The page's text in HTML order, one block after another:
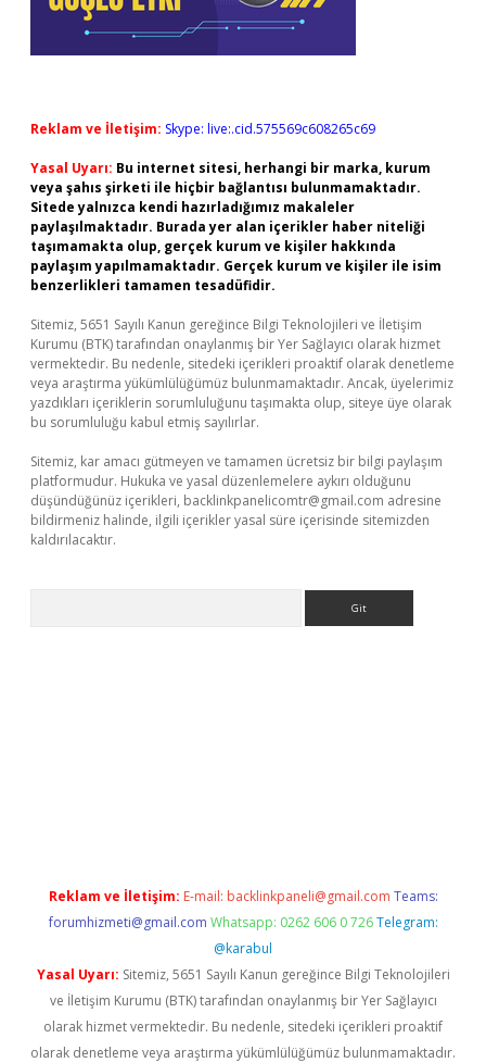
Reklam ve İletişim: Skype: live:.cid.575569c608265c69
Yasal Uyarı: Bu internet sitesi, herhangi bir marka, kurum
veya şahıs şirketi ile hiçbir bağlantısı bulunmamaktadır.
Sitede yalnızca kendi hazırladığımız makaleler
paylaşılmaktadır. Burada yer alan içerikler haber niteliği
taşımamakta olup, gerçek kurum ve kişiler hakkında
paylaşım yapılmamaktadır. Gerçek kurum ve kişiler ile isim
benzerlikleri tamamen tesadüfidir.
Sitemiz, 5651 Sayılı Kanun gereğince Bilgi Teknolojileri ve İletişim
Kurumu (BTK) tarafından onaylanmış bir Yer Sağlayıcı olarak hizmet
vermektedir. Bu nedenle, sitedeki içerikleri proaktif olarak denetleme
veya araştırma yükümlülüğümüz bulunmamaktadır. Ancak, üyelerimiz
yazdıkları içeriklerin sorumluluğunu taşımakta olup, siteye üye olarak
bu sorumluluğu kabul etmiş sayılırlar.
Sitemiz, kar amacı gütmeyen ve tamamen ücretsiz bir bilgi paylaşım
platformudur. Hukuka ve yasal düzenlemelere aykırı olduğunu
düşündüğünüz içerikleri, backlinkpanelicomtr@gmail.com adresine
bildirmeniz halinde, ilgili içerikler yasal süre içerisinde sitemizden
kaldırılacaktır.
Reklam ve İletişim: E-mail: backlinkpaneli@gmail.com Teams:
forumhizmeti@gmail.com Whatsapp: 0262 606 0 726 Telegram:
@karabul
Yasal Uyarı: Sitemiz, 5651 Sayılı Kanun gereğince Bilgi Teknolojileri
ve İletişim Kurumu (BTK) tarafından onaylanmış bir Yer Sağlayıcı
olarak hizmet vermektedir. Bu nedenle, sitedeki içerikleri proaktif
olarak denetleme veya araştırma yükümlülüğümüz bulunmamaktadır.